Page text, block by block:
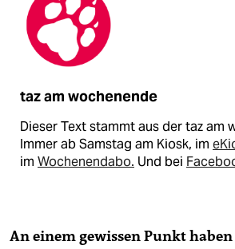
taz am wochenende
Dieser Text stammt aus der taz am
Immer ab Samstag am Kiosk, im
im Wochenendabo. Und bei
An einem gewissen Punkt haben